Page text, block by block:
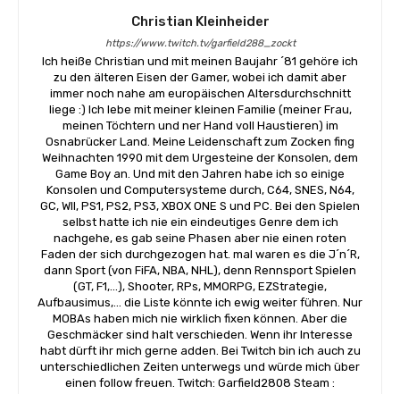
Christian Kleinheider
https://www.twitch.tv/garfield288_zockt
Ich heiße Christian und mit meinen Baujahr ´81 gehöre ich
zu den älteren Eisen der Gamer, wobei ich damit aber
immer noch nahe am europäischen Altersdurchschnitt
liege :) Ich lebe mit meiner kleinen Familie (meiner Frau,
meinen Töchtern und ner Hand voll Haustieren) im
Osnabrücker Land. Meine Leidenschaft zum Zocken fing
Weihnachten 1990 mit dem Urgesteine der Konsolen, dem
Game Boy an. Und mit den Jahren habe ich so einige
Konsolen und Computersysteme durch, C64, SNES, N64,
GC, WII, PS1, PS2, PS3, XBOX ONE S und PC. Bei den Spielen
selbst hatte ich nie ein eindeutiges Genre dem ich
nachgehe, es gab seine Phasen aber nie einen roten
Faden der sich durchgezogen hat. mal waren es die J´n´R,
dann Sport (von FiFA, NBA, NHL), denn Rennsport Spielen
(GT, F1,...), Shooter, RPs, MMORPG, EZStrategie,
Aufbausimus,... die Liste könnte ich ewig weiter führen. Nur
MOBAs haben mich nie wirklich fixen können. Aber die
Geschmäcker sind halt verschieden. Wenn ihr Interesse
habt dürft ihr mich gerne adden. Bei Twitch bin ich auch zu
unterschiedlichen Zeiten unterwegs und würde mich über
einen follow freuen. Twitch: Garfield2808 Steam :